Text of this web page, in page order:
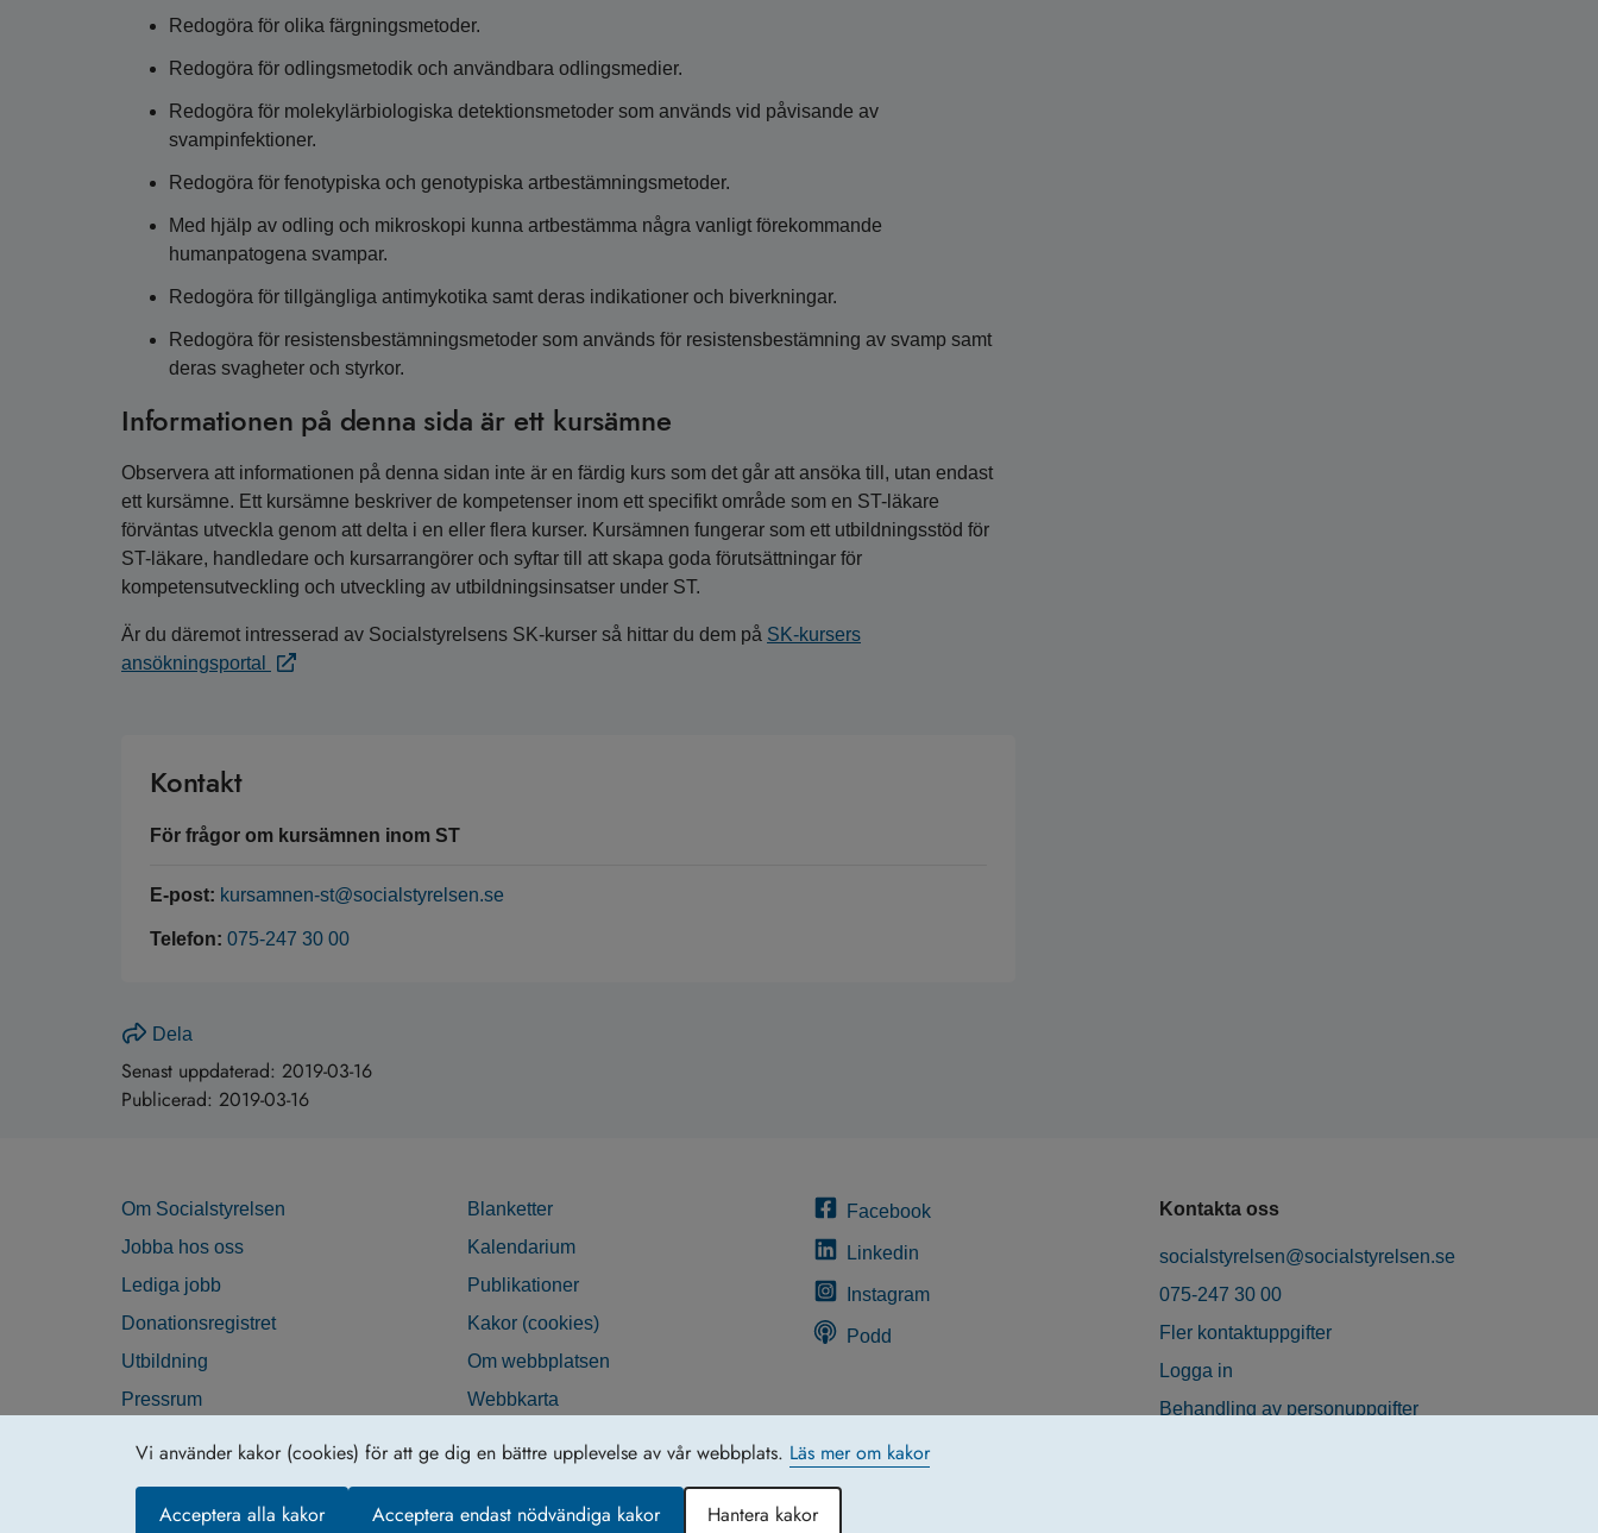
Vi använder kakor (cookies) för att ge dig en bättre upplevelse av vår webbplats. Läs mer om kakor
Acceptera alla kakor Acceptera endast nödvändiga kakor Hantera kakor
Redogöra för olika färgningsmetoder.
Redogöra för odlingsmetodik och användbara odlingsmedier.
Redogöra för molekylärbiologiska detektionsmetoder som används vid påvisande av
svampinfektioner.
Redogöra för fenotypiska och genotypiska artbestämningsmetoder.
Med hjälp av odling och mikroskopi kunna artbestämma några vanligt förekommande
humanpatogena svampar.
Redogöra för tillgängliga antimykotika samt deras indikationer och biverkningar.
Redogöra för resistensbestämningsmetoder som används för resistensbestämning av svamp samt
deras svagheter och styrkor.
Informationen på denna sida är ett kursämne
Observera att informationen på denna sidan inte är en färdig kurs som det går att ansöka till, utan endast
ett kursämne. Ett kursämne beskriver de kompetenser inom ett specifikt område som en ST-läkare
förväntas utveckla genom att delta i en eller flera kurser. Kursämnen fungerar som ett utbildningsstöd för
ST-läkare, handledare och kursarrangörer och syftar till att skapa goda förutsättningar för
kompetensutveckling och utveckling av utbildningsinsatser under ST.
Är du däremot intresserad av Socialstyrelsens SK-kurser så hittar du dem på SK-kursers
ansökningsportal
Kontakt
För frågor om kursämnen inom ST
E-post: kursamnen-st@socialstyrelsen.se
Telefon: 075-247 30 00
Dela
Senast uppdaterad: 2019-03-16
Publicerad: 2019-03-16
Om Socialstyrelsen
Jobba hos oss
Lediga jobb
Donationsregistret
Utbildning
Pressrum
Blanketter
Kalendarium
Publikationer
Kakor (cookies)
Om webbplatsen
Webbkarta
Facebook
Linkedin
Instagram
Podd
Kontakta oss
socialstyrelsen@socialstyrelsen.se
075-247 30 00
Fler kontaktuppgifter
Logga in
Behandling av personuppgifter